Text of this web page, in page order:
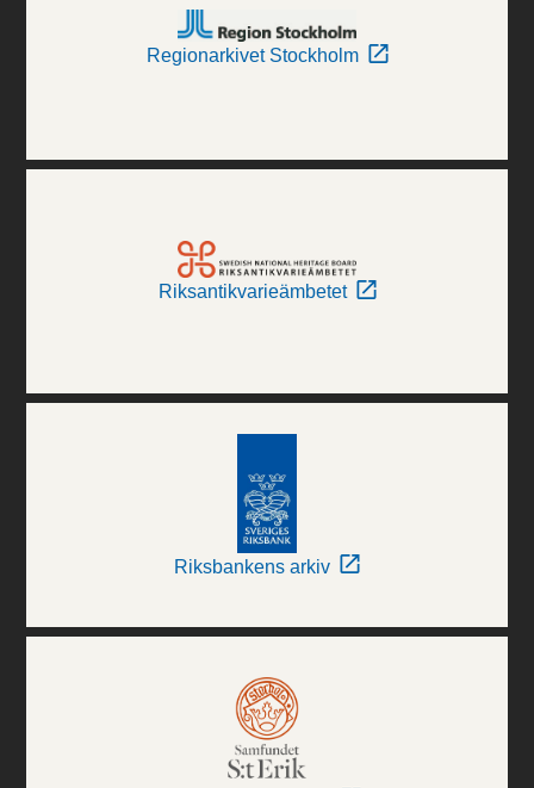
Regionarkivet Stockholm
Riksantikvarieämbetet
Riksbankens arkiv